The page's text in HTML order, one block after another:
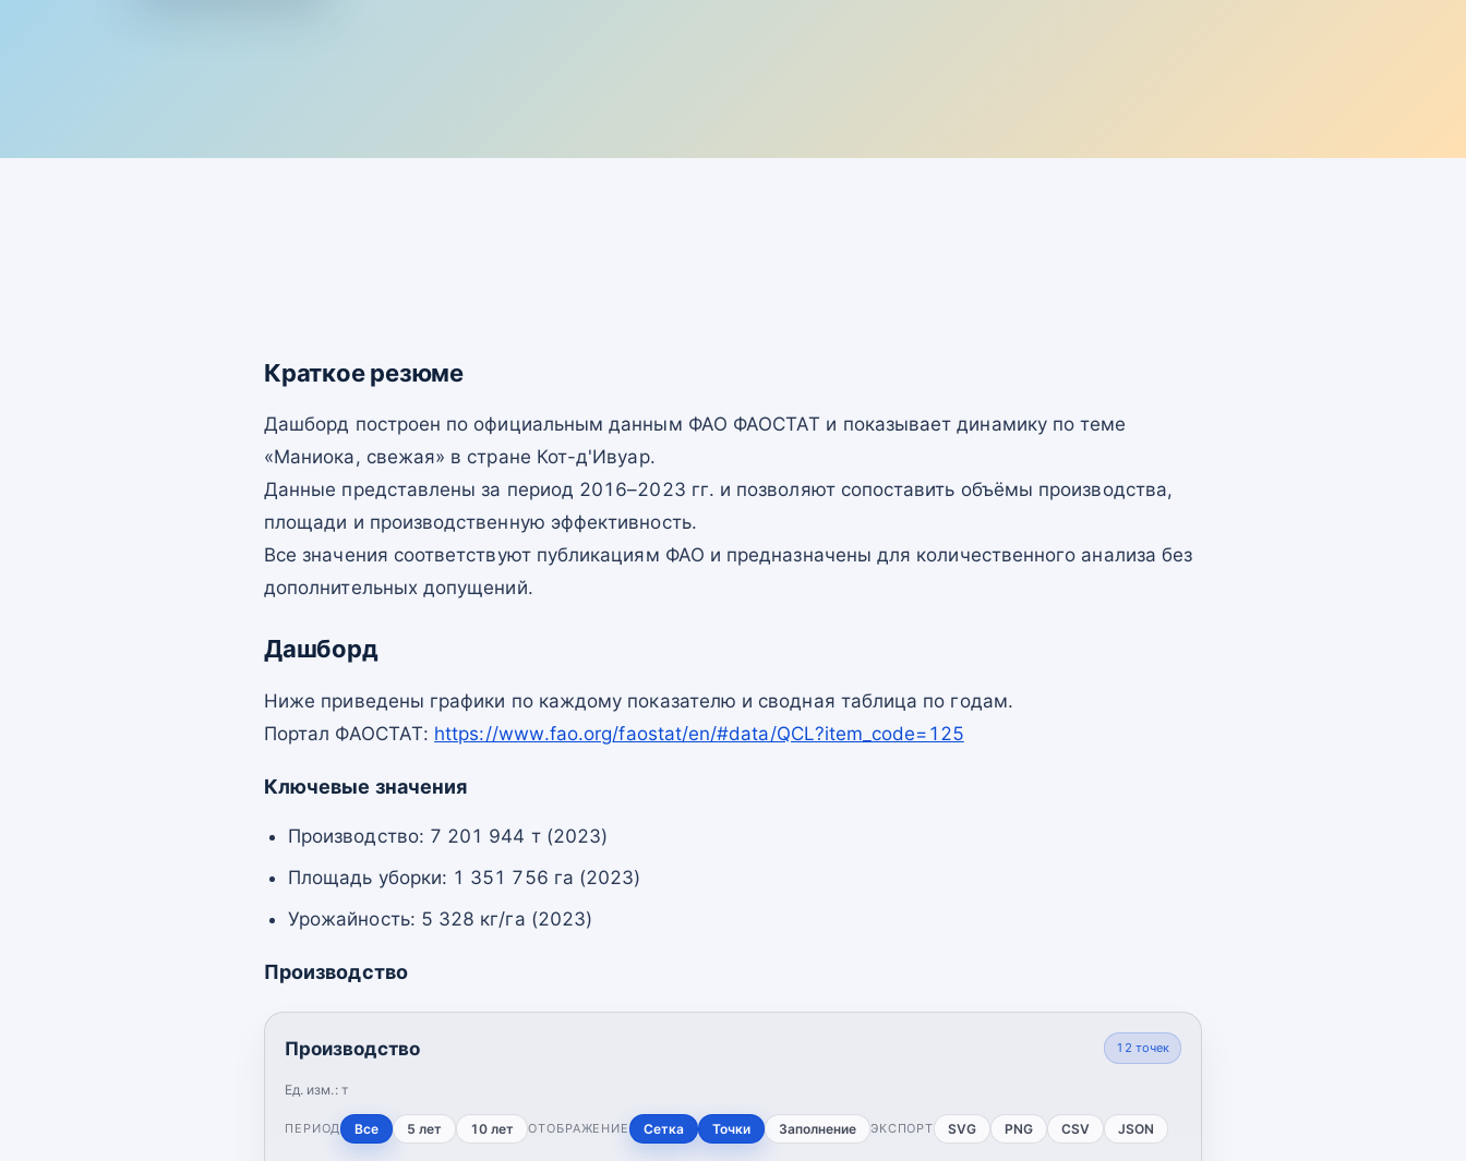
Краткое резюме
Дашборд построен по официальным данным ФАО ФАОСТАТ и показывает динамику по теме
«Маниока, свежая» в стране Кот-д'Ивуар.
Данные представлены за период 2016–2023 гг. и позволяют сопоставить объёмы производства,
площади и производственную эффективность.
Все значения соответствуют публикациям ФАО и предназначены для количественного анализа без
дополнительных допущений.
Дашборд
Ниже приведены графики по каждому показателю и сводная таблица по годам.
Портал ФАОСТАТ: https://www.fao.org/faostat/en/#data/QCL?item_code=125
Ключевые значения
Производство: 7 201 944 т (2023)
Площадь уборки: 1 351 756 га (2023)
Урожайность: 5 328 кг/га (2023)
Производство
Производство
Ед. изм.: т
12 точек
ПЕРИОД Все 5 лет 10 лет ОТОБРАЖЕНИЕ Сетка Точки Заполнение ЭКСПОРТ SVG PNG CSV JSON